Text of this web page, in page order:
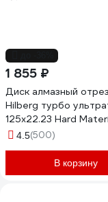
1 855 ₽
Диск алмазный
Hilberg турбо
125x22.23 Hard
type HM402
4.5(500)
В корзину